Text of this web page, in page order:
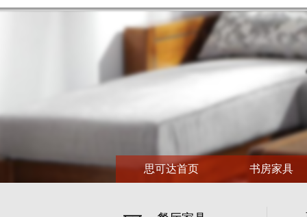
思可达首页 书房家具